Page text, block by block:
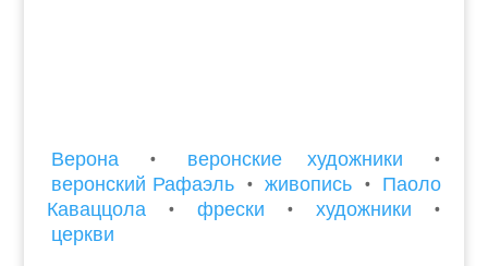
Верона • веронские художники
•
веронский Рафаэль • живопись • Паоло
Каваццола
• фрески • художники
•
церкви